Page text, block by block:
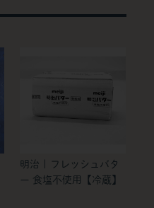
明治 | フレッシュバタ
ー 食塩不使用【冷蔵】